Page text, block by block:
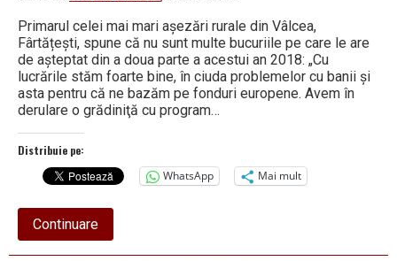
Primarul celei mai mari aşezări rurale din Vâlcea,
Fârtățești, spune că nu sunt multe bucuriile pe care le are
de aşteptat din a doua parte a acestui an 2018: „Cu
lucrările stăm foarte bine, în ciuda problemelor cu banii şi
asta pentru că ne bazăm pe fonduri europene. Avem în
derulare o grădiniţă cu program…
Distribuie pe:
WhatsApp
Mai mult
Continuareabout
O
grădiniţă